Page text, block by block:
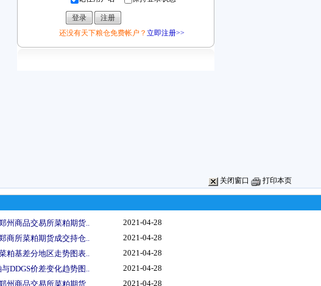
还没有天下粮仓免费帐户？ 立即注册>>
关闭窗口 打印本页
州商品交易所菜粕期货..
2021-04-28
商所菜粕期货成交持仓..
2021-04-28
粕基差分地区走势图表..
2021-04-28
DDGS价差变化趋势图..
2021-04-28
州商品交易所菜粕期货..
2021-04-28